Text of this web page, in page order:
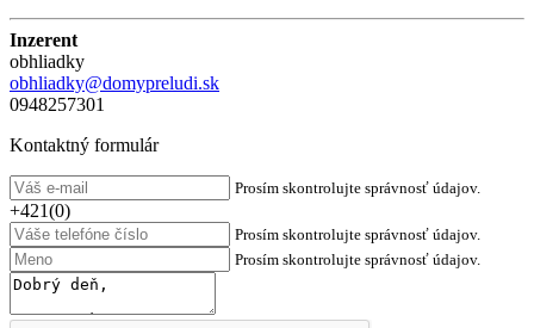
Inzerent
obhliadky
obhliadky@domypreludi.sk
0948257301
Kontaktný formulár
Prosím skontrolujte správnosť údajov.
+421(0)
Prosím skontrolujte správnosť údajov.
Prosím skontrolujte správnosť údajov.